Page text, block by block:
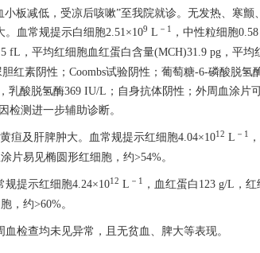
板减低，受凉后咳嗽”至我院就诊。无发热、寒
血常规提示白细胞2.51×109 L －1 ，中性粒细胞
fL，平均红细胞血红蛋白含量(MCH)31.9 pg，平
红素阴性；Coombs试验阴性；葡萄糖-6-磷酸脱
乳酸脱氢酶369 IU/L；自身抗体阴性；外周血涂片
检测进一步辅助诊断。
疸及肝脾肿大。血常规提示红细胞4.04×1012 L －1
片易见椭圆形红细胞，约>54%。
提示红细胞4.24×1012 L －1 ，血红蛋白123 g/L，
，约>60%。
检查均未见异常，且无贫血、脾大等表现。